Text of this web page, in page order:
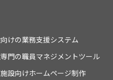
けの業務支援システム
門の職員マネジメントツール
設向けホームページ制作